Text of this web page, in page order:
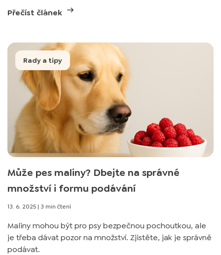
Přečíst článek
Rady a tipy
Může pes maliny? Dbejte na správné
množství i formu podávání
13. 6. 2025 | 3 min čtení
Maliny mohou být pro psy bezpečnou pochoutkou, ale
je třeba dávat pozor na množství. Zjistěte, jak je správně
podávat.